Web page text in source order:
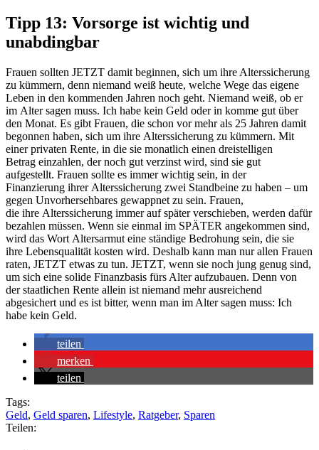
Tipp 13: Vorsorge ist wichtig und
unabdingbar
Frauen sollten JETZT damit beginnen, sich um ihre Alterssicherung
zu kümmern, denn niemand weiß heute, welche Wege das eigene
Leben in den kommenden Jahren noch geht. Niemand weiß, ob er
im Alter sagen muss. Ich habe kein Geld oder in komme gut über
den Monat. Es gibt Frauen, die schon vor mehr als 25 Jahren damit
begonnen haben, sich um ihre Alterssicherung zu kümmern. Mit
einer privaten Rente, in die sie monatlich einen dreistelligen
Betrag einzahlen, dernoch gut verzinst wird, sind sie gut
aufgestellt. Frauen sollte es immer wichtig sein, in der
Finanzierung ihrer Alterssicherung zwei Standbeine zu haben – um
gegen Unvorhersehbares gewappnet zu sein. Frauen,
die ihre Alterssicherung immer auf später verschieben, werden dafür
bezahlen müssen. Wenn sie einmal im SPÄTER angekommen sind,
wird das Wort Altersarmut eine ständige Bedrohung sein, die sie
ihre Lebensqualität kosten wird. Deshalb kann man nur allen Frauen
raten, JETZT etwas zu tun. JETZT, wenn sie noch jung genug sind,
um sich eine solide Finanzbasis fürs Alter aufzubauen. Denn von
der staatlichen Rente allein ist niemand mehr ausreichend
abgesichert und es ist bitter, wenn man im Alter sagen muss: Ich
habe kein Geld.
teilen
merken
teilen
Tags:
Geld, Geld sparen, Lifestyle, Ratgeber, Sparen
Teilen: